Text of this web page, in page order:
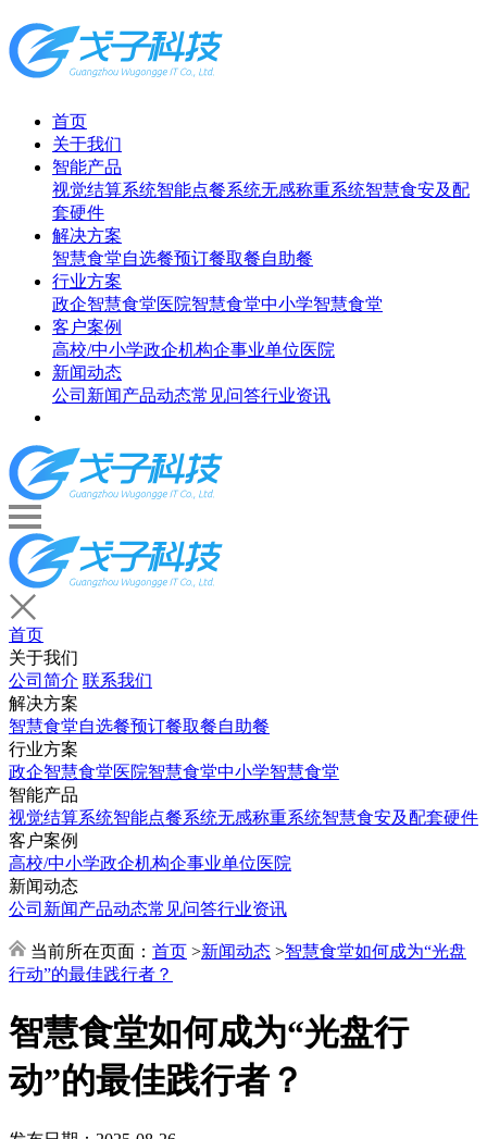
首页
关于我们
智能产品
视觉结算系统智能点餐系统无感称重系统智慧食安及配
套硬件
解决方案
智慧食堂自选餐预订餐取餐自助餐
行业方案
政企智慧食堂医院智慧食堂中小学智慧食堂
客户案例
高校/中小学政企机构企事业单位医院
新闻动态
公司新闻产品动态常见问答行业资讯
首页
关于我们
公司简介 联系我们
解决方案
智慧食堂自选餐预订餐取餐自助餐
行业方案
政企智慧食堂医院智慧食堂中小学智慧食堂
智能产品
视觉结算系统智能点餐系统无感称重系统智慧食安及配套硬件
客户案例
高校/中小学政企机构企事业单位医院
新闻动态
公司新闻产品动态常见问答行业资讯
当前所在页面： 首页 >新闻动态 >智慧食堂如何成为“光盘
行动”的最佳践行者？
智慧食堂如何成为“光盘行
动”的最佳践行者？